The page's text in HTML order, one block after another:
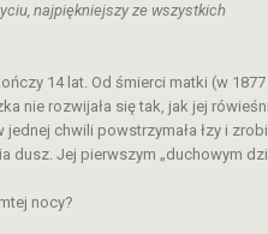
najpiękniejszy ze wszystkich
14 lat. Od śmierci matki (w
nie rozwijała się tak, jak jej
chwili powstrzymała łzy i
dusz. Jej pierwszym „duchowym
nocy?